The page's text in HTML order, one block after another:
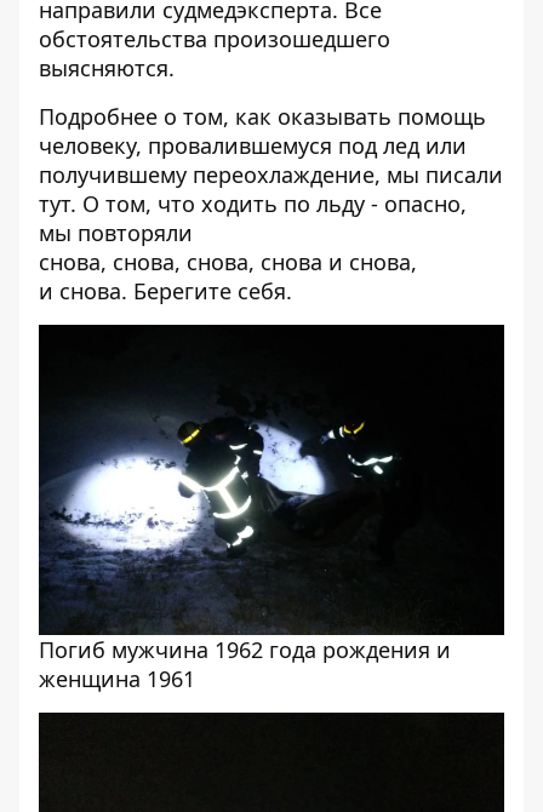
направили судмедэксперта. Все
обстоятельства произошедшего
выясняются.
Подробнее о том, как оказывать помощь
человеку, провалившемуся под лед или
получившему переохлаждение, мы писали
тут. О том, что ходить по льду - опасно,
мы повторяли
снова, снова, снова, снова и снова,
и снова. Берегите себя.
Погиб мужчина 1962 года рождения и
женщина 1961